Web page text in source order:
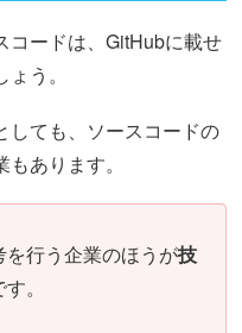
コードは、GitHubに載せ
う。
しても、ソースコードの
あります。
行う企業のほうが技
。